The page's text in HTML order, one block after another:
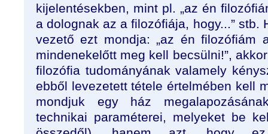
kijelentésekben, mint pl. „az én
a dolognak az a filozófiája, hogy...” stb.
vezető ezt mondja: „az én filozófiám
mindenekelőtt meg kell becsülni!”,
filozófia tudományának valamely
ebből levezetett tétele értelmében kell
mondjuk egy ház
technikai paraméterei, melyeket be